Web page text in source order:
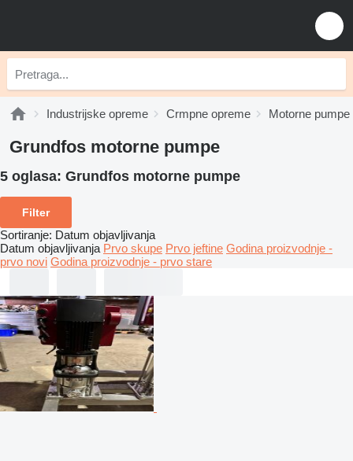
Industrijske opreme Crmpne opreme Motorne pumpe
Grundfos motorne pumpe
5 oglasa: Grundfos motorne pumpe
Filter
Sortiranje: Datum objavljivanja
Datum objavljivanja Prvo skupe Prvo jeftine Godina proizvodnje -
prvo novi Godina proizvodnje - prvo stare